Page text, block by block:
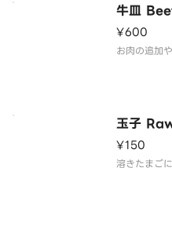
牛皿
¥600
お肉の追加
玉子
¥150
溶きたまご